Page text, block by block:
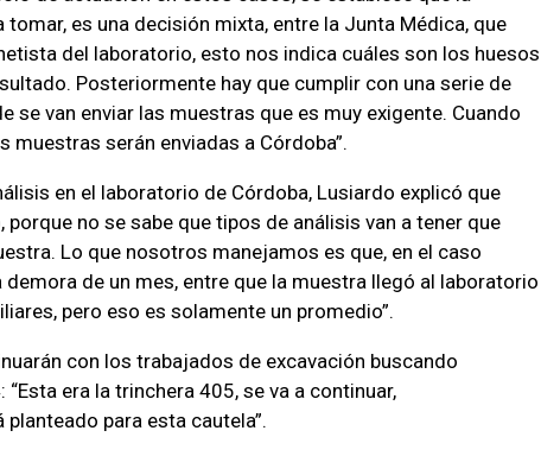
tomar, es una decisión mixta, entre la Junta Médica, que
del laboratorio, esto nos indica cuáles son los huesos
Posteriormente hay que cumplir con una serie de
se van enviar las muestras que es muy exigente. Cuando
serán enviadas a Córdoba”.
en el laboratorio de Córdoba, Lusiardo explicó que
porque no se sabe que tipos de análisis van a tener que
Lo que nosotros manejamos es que, en el caso
demora de un mes, entre que la muestra llegó al laboratorio
pero eso es solamente un promedio”.
con los trabajados de excavación buscando
era la trinchera 405, se va a continuar,
para esta cautela”.